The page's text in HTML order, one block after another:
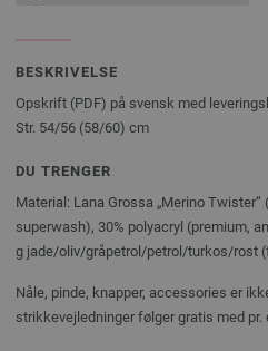
BESKRIVELSE
Opskrift (PDF) på svensk med
Str. 54/56 (58/60) cm
DU TRENGER
Material: Lana Grossa „Merino Twister“
superwash), 30% polyacryl (premium,
g jade/oliv/gråpetrol/petrol/turkos/rost
Nåle, pinde, knapper, accessories er
strikkevejledninger følger gratis med